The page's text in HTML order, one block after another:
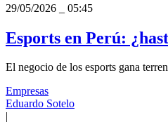
29/05/2026
05:45
Esports en Perú:
El negocio de los esports gana
Empresas
Eduardo Sotelo